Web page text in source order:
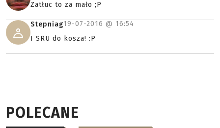
Zatłuc to za mało ;P
Stepniag19-07-2016 @ 16:54
I SRU do kosza! :P
POLECANE